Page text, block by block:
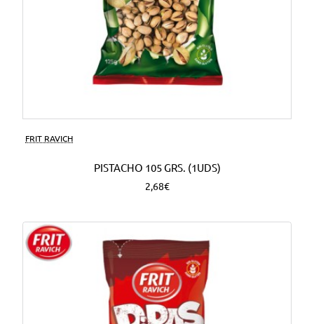
FRIT RAVICH
PISTACHO 105 GRS. (1UDS)
2,68€